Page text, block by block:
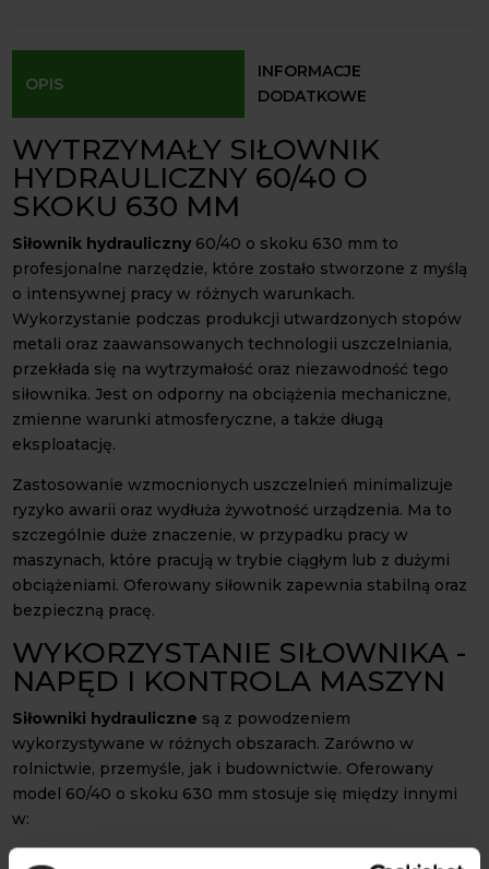
OPIS
INFORMACJE
DODATKOWE
WYTRZYMAŁY SIŁOWNIK
HYDRAULICZNY 60/40 O
SKOKU 630 MM
Siłownik hydrauliczny 60/40 o skoku 630 mm to
profesjonalne narzędzie, które zostało stworzone z myślą
o intensywnej pracy w różnych warunkach.
Wykorzystanie podczas produkcji utwardzonych stopów
metali oraz zaawansowanych technologii uszczelniania,
przekłada się na wytrzymałość oraz niezawodność tego
siłownika. Jest on odporny na obciążenia mechaniczne,
zmienne warunki atmosferyczne, a także długą
eksploatację.
Zastosowanie wzmocnionych uszczelnień minimalizuje
ryzyko awarii oraz wydłuża żywotność urządzenia. Ma to
szczególnie duże znaczenie, w przypadku pracy w
maszynach, które pracują w trybie ciągłym lub z dużymi
obciążeniami. Oferowany siłownik zapewnia stabilną oraz
bezpieczną pracę.
WYKORZYSTANIE SIŁOWNIKA -
NAPĘD I KONTROLA MASZYN
Siłowniki hydrauliczne są z powodzeniem
wykorzystywane w różnych obszarach. Zarówno w
rolnictwie, przemyśle, jak i budownictwie. Oferowany
model 60/40 o skoku 630 mm stosuje się między innymi
w:
ładowaczach czołowych typu TUR;